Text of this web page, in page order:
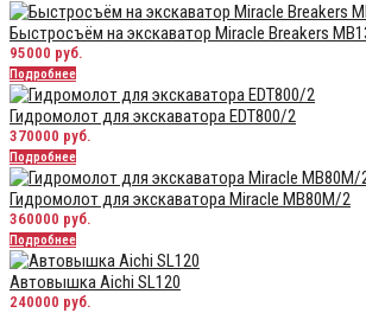
Быстросъём на экскаватор Miracle Breakers
95000 руб.
Подробнее
Гидромолот для экскаватора EDT800/2
370000 руб.
Подробнее
Гидромолот для экскаватора Miracle MB80M/2
360000 руб.
Подробнее
Автовышка Aichi SL120
240000 руб.